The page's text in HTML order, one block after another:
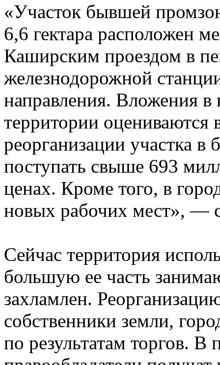
«Участок бывшей
6,6 гектара расположен
Каширским проездом в
железнодорожной
направления. Вложения в
территории оцениваются
реорганизации участка
поступать свыше 693
ценах. Кроме того, в
новых рабочих мест», —
Сейчас территория
большую ее часть
захламлен.
собственники земли,
по результатам торгов. В